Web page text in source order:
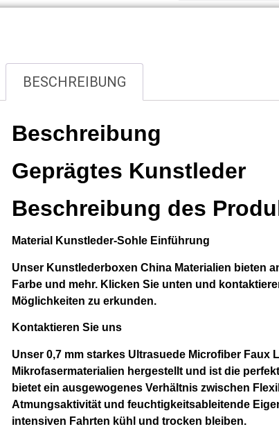
BESCHREIBUNG
Beschreibung
Geprägtes Kunstleder
Beschreibung des
Material Kunstleder-Sohle Einführung
Unser Kunstlederboxen China Materialien bieten
Farbe und mehr. Klicken Sie unten und
Möglichkeiten zu erkunden.
Kontaktieren Sie uns
Unser 0,7 mm starkes Ultrasuede Microfiber Faux
Mikrofasermaterialien hergestellt und ist die
bietet ein ausgewogenes Verhältnis zwischen
Atmungsaktivität und feuchtigkeitsableitende
intensiven Fahrten kühl und trocken bleiben.